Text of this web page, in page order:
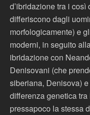
d’ibridazione tra i
differiscono dagli
morfologicamente) e
moderni, in seguito
ibridazione con
Denisovani (che
siberiana, Denisova)
differenza genetica
pressapoco la stessa